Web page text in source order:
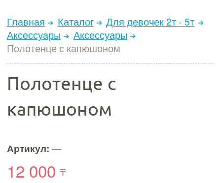
Главная Каталог
Для девочек 2т - 5т
Аксессуары
Аксессуары
Полотенце с капюшоном
Полотенце с
капюшоном
Артикул: —
12 000